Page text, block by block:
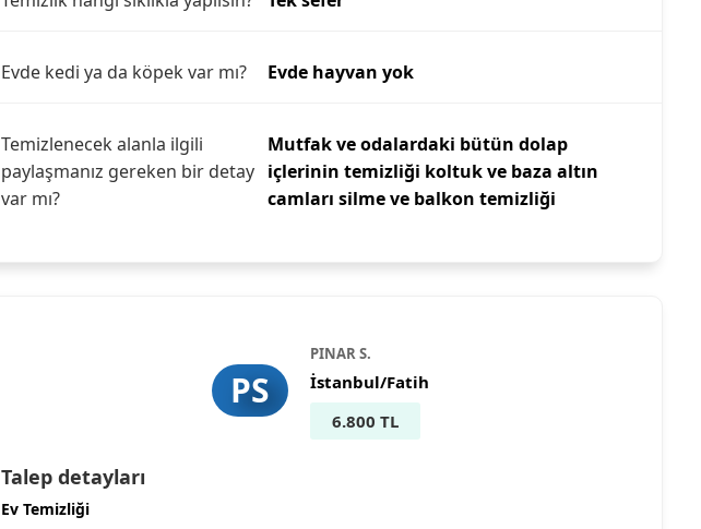
Evde kedi ya da köpek var mı? Evde hayvan yok
Temizlenecek alanla ilgili
paylaşmanız gereken bir detay
var mı?
Mutfak ve odalardaki bütün dolap
içlerinin temizliği koltuk ve baza altın
camları silme ve balkon temizliği
PS
PINAR S.
İstanbul/Fatih
6.800 TL
Talep detayları
Ev Temizliği